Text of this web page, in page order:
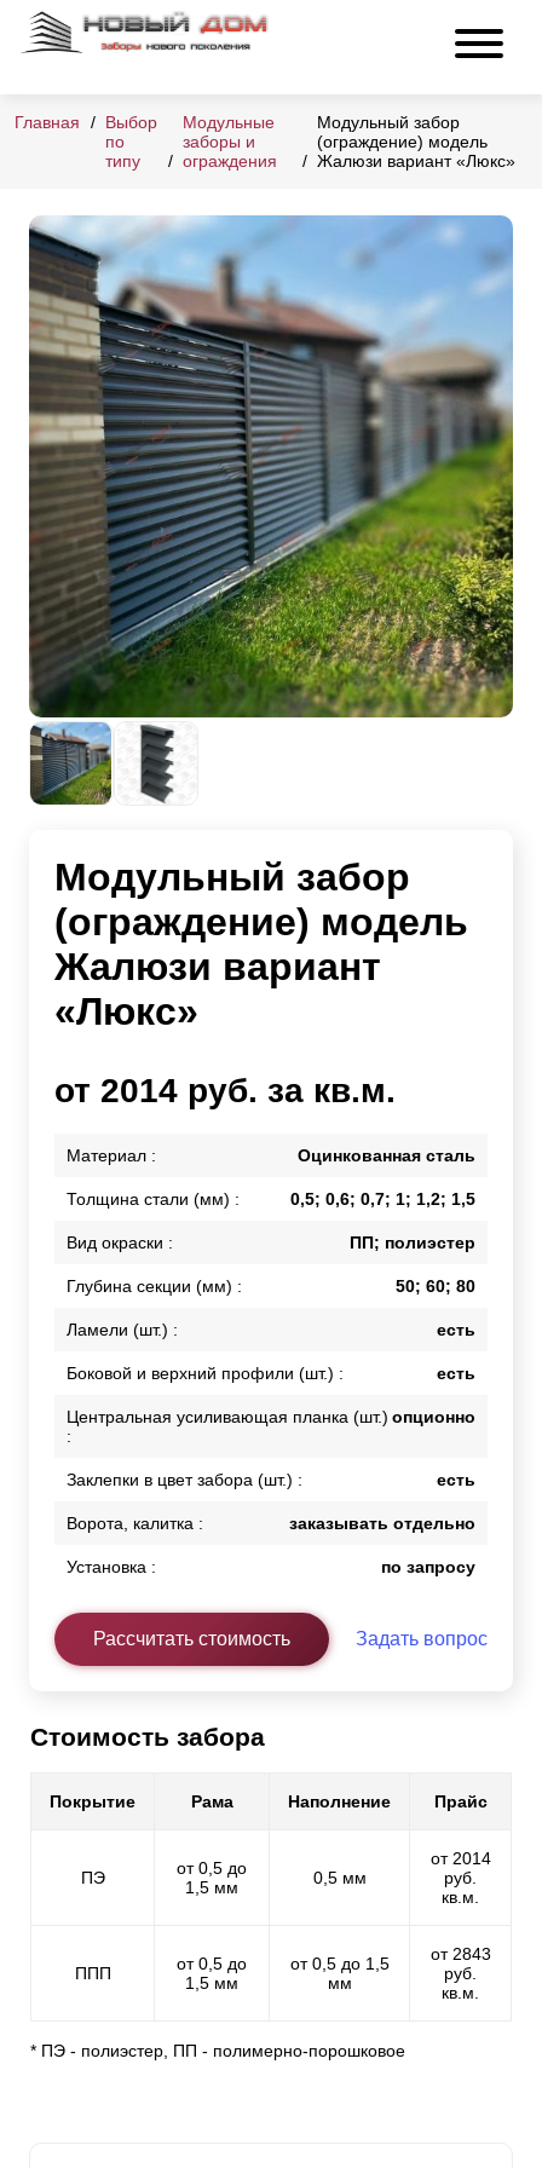
Главная
Выбор
по
типу
Модульные
заборы и
ограждения
Модульный забор
(ограждение) модель
Жалюзи вариант «Люкс»
Модульный забор
(ограждение) модель
Жалюзи вариант
«Люкс»
от 2014 руб. за кв.м.
Материал : Оцинкованная сталь
Толщина стали (мм) : 0,5; 0,6; 0,7; 1; 1,2; 1,5
Вид окраски : ПП; полиэстер
Глубина секции (мм) : 50; 60; 80
Ламели (шт.) : есть
Боковой и верхний профили (шт.) : есть
Центральная усиливающая планка (шт.)
:
опционно
Заклепки в цвет забора (шт.) : есть
Ворота, калитка : заказывать отдельно
Установка : по запросу
Рассчитать стоимость Задать вопрос
Стоимость забора
Покрытие Рама Наполнение Прайс
ПЭ
от 0,5 до
1,5 мм
0,5 мм
от 2014
руб.
кв.м.
ППП
от 0,5 до
1,5 мм
от 0,5 до 1,5
мм
от 2843
руб.
кв.м.
* ПЭ - полиэстер, ПП - полимерно-порошковое